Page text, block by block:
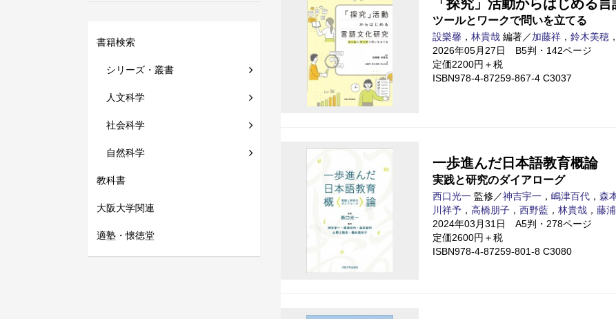
書籍検索
シリーズ・叢書
人文科学
社会科学
自然科学
教科書
大阪大学関連
適塾・懐徳堂
「探究」活動からはじめる
ツールとワークで問いを立てる
設樂馨 ， 林貴哉 編著／加藤祥 ， 鈴木美穂 ，
2026年05月27日 B5判・142ページ
定価2200円＋税
ISBN978-4-87259-867-4 C3037
一歩進んだ日本語教育概論
実践と研究のダイアローグ
西口光一 監修／神吉宇一 ， 嶋津百代 ， 森
川祥予 ， 高橋朋子 ， 西野藍 ， 林貴哉 ， 藤
2024年03月31日 A5判・278ページ
定価2600円＋税
ISBN978-4-87259-801-8 C3080